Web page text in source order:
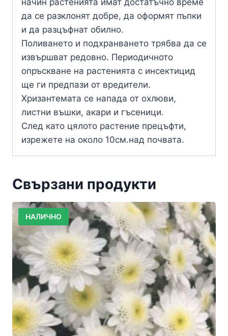
да се разклонят добре, да оформят пъпки
и да разцъфнат обилно.
Поливането и подхранването трябва да се
извършват редовно. Периодичното
опръскване на растенията с инсектицид
ще ги предпази от вредители.
Хризантемата се напада от охлюви,
листни въшки, акари и гъсеници.
След като цялото растение прецъфти,
изрежете на около 10см.над почвата.
Свързани продукти
НАЛИЧНО